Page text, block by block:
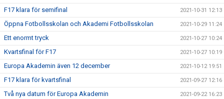
F17 klara för semifinal 2021-10-31 12:13
Öppna Fotbollsskolan och Akademi Fotbollsskolan 2021-10-29 11:24
Ett enormt tryck 2021-10-27 10:24
Kvartsfinal för F17 2021-10-27 10:19
Europa Akademin även 12 december 2021-10-12 19:51
F17 klara för kvartsfinal 2021-09-27 12:16
Två nya datum för Europa Akademin 2021-09-22 16:23